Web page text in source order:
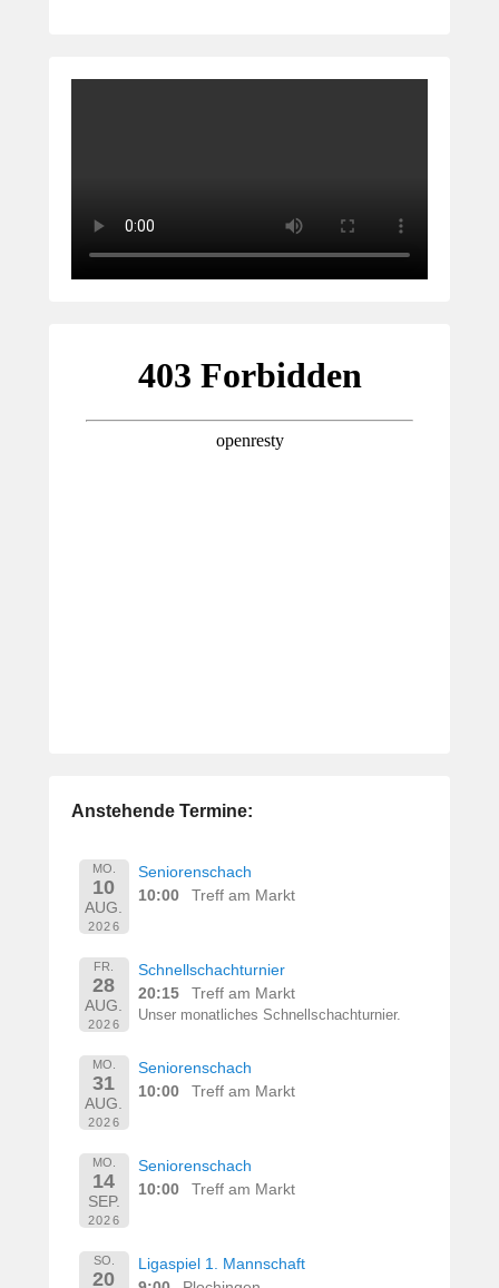
Anstehende Termine:
MO.
10
AUG.
2026
Seniorenschach
10:00
Treff am Markt
FR.
28
AUG.
2026
Schnellschachturnier
20:15
Treff am Markt
Unser monatliches Schnellschachturnier.
MO.
31
AUG.
2026
Seniorenschach
10:00
Treff am Markt
MO.
14
SEP.
2026
Seniorenschach
10:00
Treff am Markt
SO.
20
Ligaspiel 1. Mannschaft